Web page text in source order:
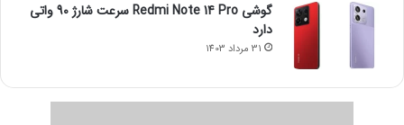
گوشی Redmi Note 14 Pro سرعت شارژ 90 واتی
دارد
31 مرداد 1403